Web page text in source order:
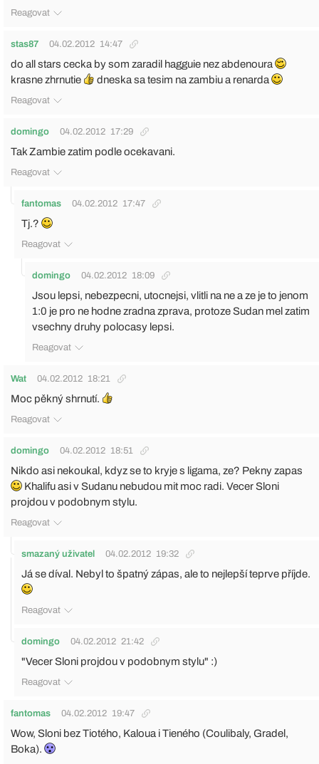
Reagovat
stas87 04.02.2012 14:47
do all stars cecka by som zaradil hagguie nez abdenoura
krasne zhrnutie
dneska sa tesim na zambiu a renarda
Reagovat
domingo 04.02.2012 17:29
Tak Zambie zatim podle ocekavani.
Reagovat
fantomas 04.02.2012 17:47
Tj.?
Reagovat
domingo 04.02.2012 18:09
Jsou lepsi, nebezpecni, utocnejsi, vlitli na ne a ze je to jenom
1:0 je pro ne hodne zradna zprava, protoze Sudan mel zatim
vsechny druhy polocasy lepsi.
Reagovat
Wat 04.02.2012 18:21
Moc pěkný shrnutí.
Reagovat
domingo 04.02.2012 18:51
Nikdo asi nekoukal, kdyz se to kryje s ligama, ze? Pekny zapas
Khalifu asi v Sudanu nebudou mit moc radi. Vecer Sloni
projdou v podobnym stylu.
Reagovat
smazaný uživatel 04.02.2012 19:32
Já se díval. Nebyl to špatný zápas, ale to nejlepší teprve příjde.
Reagovat
domingo 04.02.2012 21:42
"Vecer Sloni projdou v podobnym stylu" :)
Reagovat
fantomas 04.02.2012 19:47
Wow, Sloni bez Tiotého, Kaloua i Tieného (Coulibaly, Gradel,
Boka).